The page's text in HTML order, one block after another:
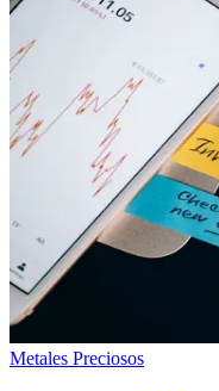
Metales Preciosos